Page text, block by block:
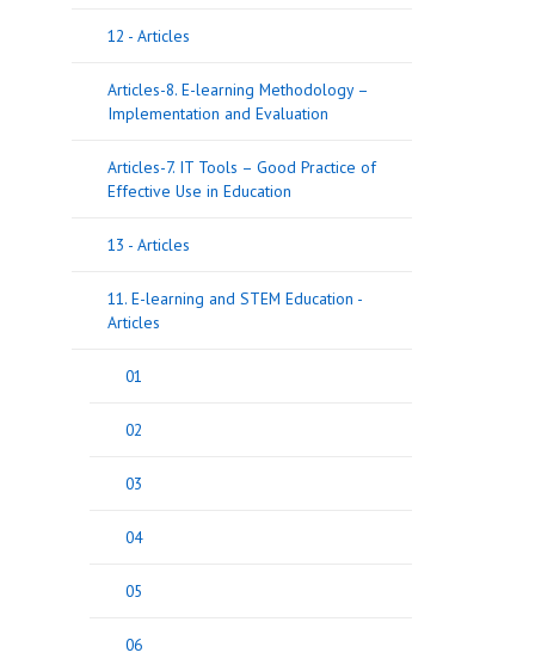
12 - Articles
Articles-8. E-learning Methodology –
Implementation and Evaluation
Articles-7. IT Tools – Good Practice of
Effective Use in Education
13 - Articles
11. E-learning and STEM Education -
Articles
01
02
03
04
05
06